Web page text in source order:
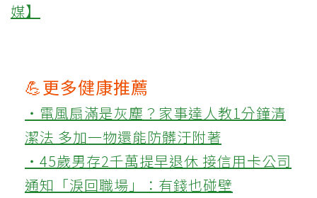
媒】
💪更多健康推薦
‧電風扇滿是灰塵？家事達人教1分鐘清
潔法 多加一物還能防髒汙附著
‧45歲男存2千萬提早退休 接信用卡公司
通知「淚回職場」：有錢也碰壁